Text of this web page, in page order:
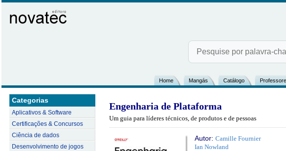
Home Mangás Catálogo
Categorias
Aplicativos & Software
Certificações & Concursos
Ciência de dados
Desenvolvimento de jogos
Engenharia de Plataforma
Um guia para líderes técnicos, de produtos e de pessoas
Autor: Camille Fournier
Ian Nowland